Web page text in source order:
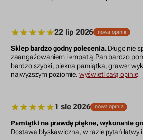
22 lip 2026 nowa opinia
Sklep bardzo godny polecenia. Długo nie
zaangażowaniem i empatią.Pan bardzo
bardzo szybki, piekna pamiątka, grawer
najwyższym poziomie.wyświetl całą opinię
1 sie 2026 nowa opinia
Pamiątki na prawdę piękne, wykonanie
Dostawa błyskawiczna, w razie pytań łatwy